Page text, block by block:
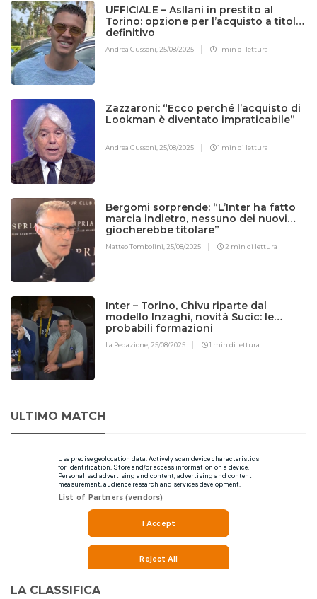
UFFICIALE – Asllani in prestito al
Torino: opzione per l’acquisto a titolo
definitivo
Andrea Gussoni, 25/08/2025 1 min di lettura
Zazzaroni: “Ecco perché l’acquisto di
Lookman è diventato impraticabile”
Andrea Gussoni,25/08/2025 1 min di lettura
Bergomi sorprende: “L’Inter ha fatto
marcia indietro, nessuno dei nuovi
giocherebbe titolare”
Matteo Tombolini, 25/08/2025 2 min di lettura
Inter – Torino, Chivu riparte dal
modello Inzaghi, novità Sucic: le
probabili formazioni
La Redazione, 25/08/2025 1 min di lettura
ULTIMO MATCH
LA CLASSIFICA